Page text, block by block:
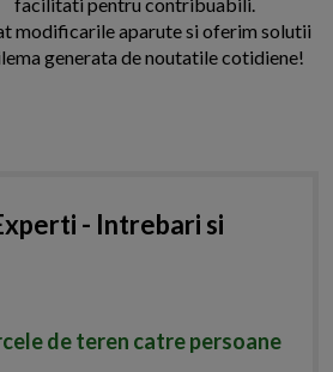
modificarile aparute si oferim solutii
generata de noutatile cotidiene!
- Intrebari si
de teren catre persoane